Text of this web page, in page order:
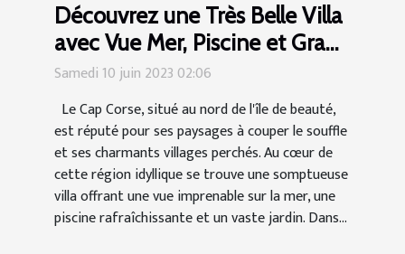
Découvrez une Très Belle Villa
avec Vue Mer, Piscine et Grand
Jardin dans le Cap Corse
Samedi 10 juin 2023 02:06
Le Cap Corse, situé au nord de l'île de beauté,
est réputé pour ses paysages à couper le souffle
et ses charmants villages perchés. Au cœur de
cette région idyllique se trouve une somptueuse
villa offrant une vue imprenable sur la mer, une
piscine rafraîchissante et un vaste jardin. Dans...